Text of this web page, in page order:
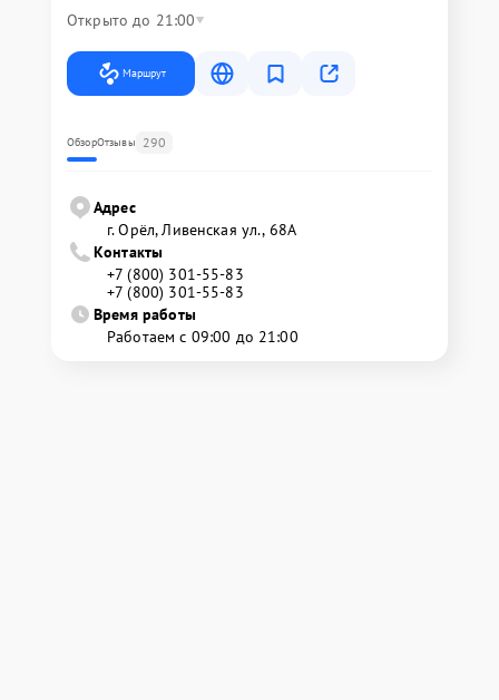
Открыто до 21:00
Маршрут
ОбзорОтзывы 290
Адрес
г. Орёл, Ливенская ул., 68А
Контакты
+7 (800) 301-55-83
+7 (800) 301-55-83
Время работы
Работаем с 09:00 до 21:00